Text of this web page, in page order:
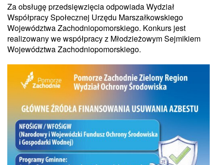
Za obsługę przedsięwzięcia odpowiada Wydział
Współpracy Społecznej Urzędu Marszałkowskiego
Województwa Zachodniopomorskiego. Konkurs jest
realizowany we współpracy z Młodzieżowym Sejmikiem
Województwa Zachodniopomorskiego.